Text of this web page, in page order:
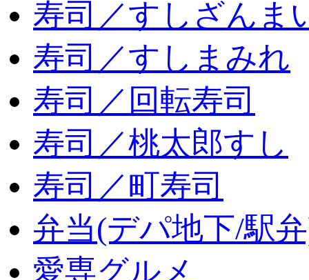
寿司／すしざんま
寿司／すしまみれ
寿司／回転寿司
寿司／桃太郎すし
寿司／町寿司
弁当(デパ地下/駅
愛専グルメ